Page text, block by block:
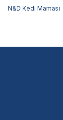
N&D Kedi Maması